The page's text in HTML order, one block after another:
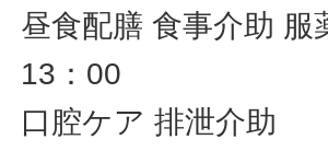
昼食配膳 食事介助 服
13：00
口腔ケア 排泄介助